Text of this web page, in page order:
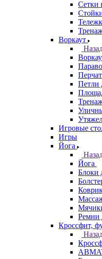
Сетки
Воркаут
Петли
Игровые
Игры
Йога
Йога
Блоки
Ремни
Кроссфит,